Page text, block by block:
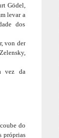
Gödel,
levar a
dos
von der
vez da
do
próprias